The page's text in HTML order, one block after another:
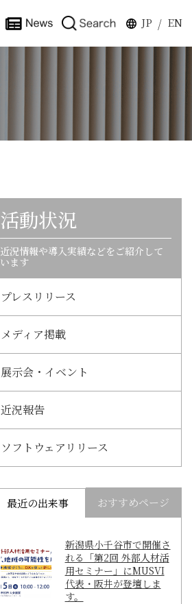
JP / EN
活動状況
近況情報や導入実績などをご紹介して
います
プレスリリース
メディア掲載
展示会・イベント
近況報告
ソフトウェアリリース
最近の出来事 おすすめページ
新潟県小千谷市で開催さ
れる「第2回 外部人材活
用セミナー」にMUSVI
代表・阪井が登壇しま
す。